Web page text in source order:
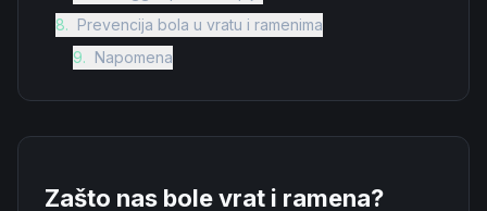
8. Prevencija bola u vratu i ramenima
9. Napomena
Zašto nas bole vrat i ramena?